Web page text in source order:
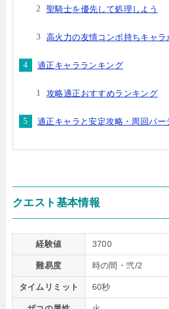
聖騎士を優先して処理しよう
高火力の友情コンボ持ちキャラ
適正キャラランキング
攻略適正おすすめランキング
適正キャラと安定攻略・周回パー
クエスト基本情報
経験値 3700
難易度 時の間・弐/2
タイムリミット 60秒